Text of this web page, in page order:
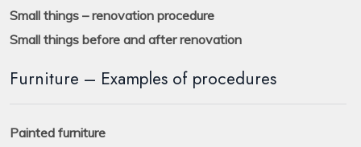
Small things – renovation procedure
Small things before and after renovation
Furniture – Examples of procedures
Painted furniture